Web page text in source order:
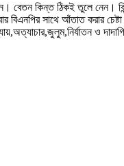
বেতন কিন্ত ঠিকই তুলে নেন।
সাথে আঁতাত করার
ও